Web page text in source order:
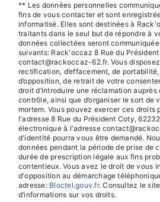
** Les données personnelles
fins de vous contacter et sont
informatisé. Elles sont destinées à
traitants dans le seul but de répondre à
données collectées seront
suivants: Rack'occaz 8 Rue du
contact@rackoccaz-62.fr. Vous disposez
rectification, d’effacement, de
d’opposition, de retrait de votre
droit d’introduire une réclamation auprès
contrôle, ainsi que d’organiser le sort de
mortem. Vous pouvez exercer ces droits
l'adresse 8 Rue du Président Coty,
électronique à l'adresse
d'identité pourra vous être demandé.
données pendant la période de prise de
durée de prescription légale aux fins
contentieux. Vous avez le droit de vous
d'opposition au démarchage
adresse: Bloctel.gouv.fr. Consultez le
d’informations sur vos droits.